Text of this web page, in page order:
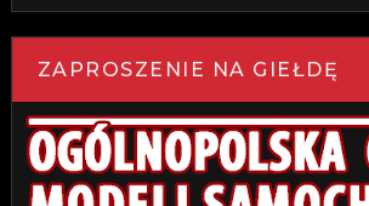
ZAPROSZENIE NA GIEŁDĘ